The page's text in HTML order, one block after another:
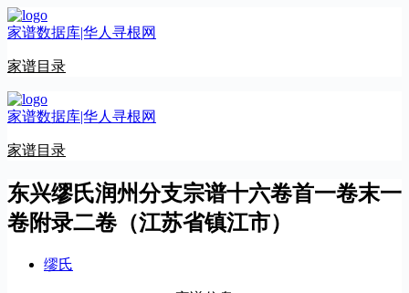
跳
至
容
家谱数据库|华人寻根网
家谱目录
家谱数据库|华人寻根网
家谱目录
东兴缪氏润州分支宗谱十六卷首一卷末一
卷附录二卷（江苏省镇江市）
缪氏